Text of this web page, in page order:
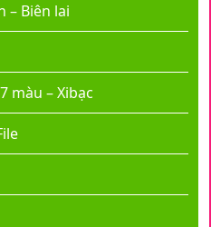
– Biên lai
màu – Xibạc